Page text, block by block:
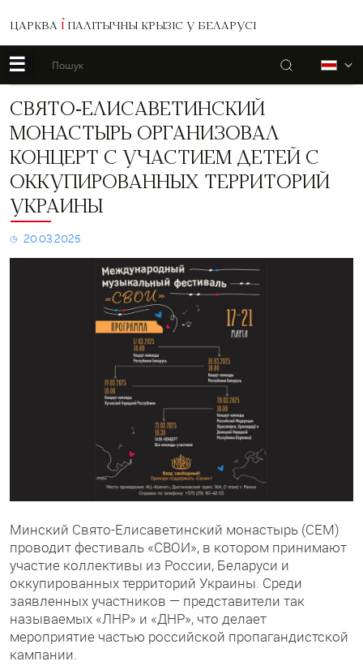
ЦАРКВА І ПАЛІТЫЧНЫ КРЫЗІС У БЕЛАРУСІ
☰ Пошук
Свято-
Елисаветинский
монастырь
организовал
концерт
с
участием
детей
оккупированных
территорий
СВЯТО-ЕЛИСАВЕТИНСКИЙ
МОНАСТЫРЬ ОРГАНИЗОВАЛ
КОНЦЕРТ С УЧАСТИЕМ ДЕТЕЙ С
ОККУПИРОВАННЫХ ТЕРРИТОРИЙ
УКРАИНЫ
20.03.2025
Минский Свято-Елисаветинский монастырь (СЕМ)
проводит фестиваль «СВОИ», в котором принимают
участие коллективы из России, Беларуси и
оккупированных территорий Украины. Среди
заявленных участников — представители так
называемых «ЛНР» и «ДНР», что делает
мероприятие частью российской пропагандистской
кампании.